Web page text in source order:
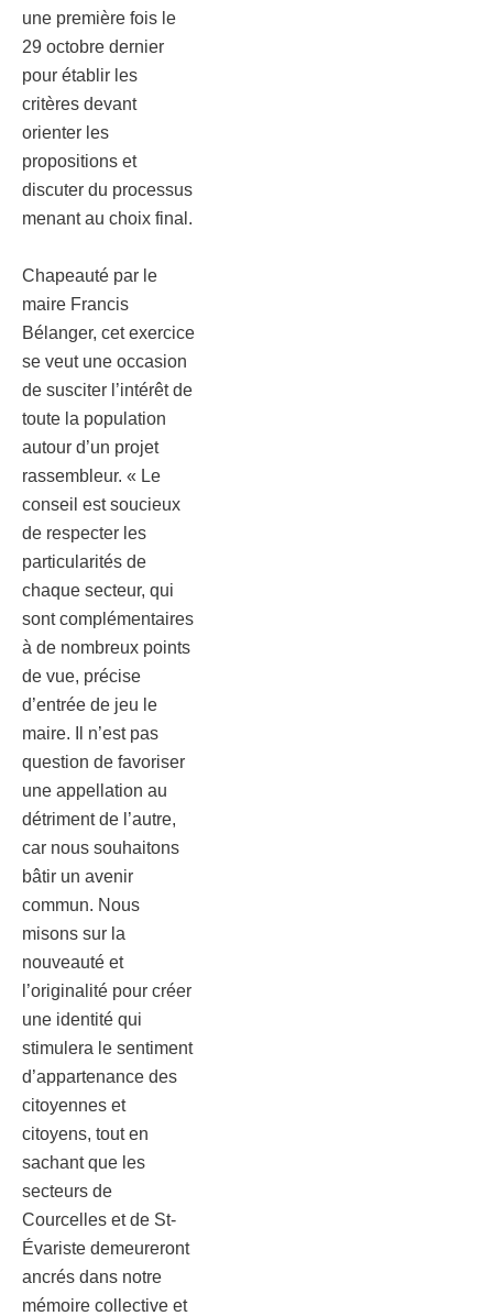
une première fois le
29 octobre dernier
pour établir les
critères devant
orienter les
propositions et
discuter du processus
menant au choix final.
Chapeauté par le
maire Francis
Bélanger, cet exercice
se veut une occasion
de susciter l’intérêt de
toute la population
autour d’un projet
rassembleur. « Le
conseil est soucieux
de respecter les
particularités de
chaque secteur, qui
sont complémentaires
à de nombreux points
de vue, précise
d’entrée de jeu le
maire. Il n’est pas
question de favoriser
une appellation au
détriment de l’autre,
car nous souhaitons
bâtir un avenir
commun. Nous
misons sur la
nouveauté et
l’originalité pour créer
une identité qui
stimulera le sentiment
d’appartenance des
citoyennes et
citoyens, tout en
sachant que les
secteurs de
Courcelles et de St-
Évariste demeureront
ancrés dans notre
mémoire collective et